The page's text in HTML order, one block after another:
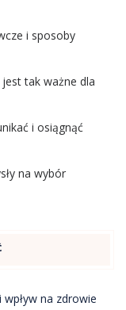
i sposoby
tak ważne dla
i osiągnąć
na wybór
wpływ na zdrowie